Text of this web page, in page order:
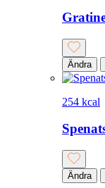
Ändra
254 kcal
Ändra